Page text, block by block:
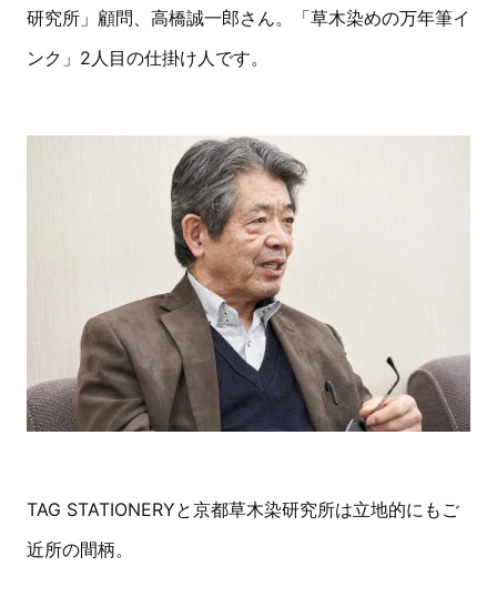
研究所」顧問、高橋誠一郎さん。「草木染めの万年筆イ
ンク」2人目の仕掛け人です。
TAG STATIONERYと京都草木染研究所は立地的にもご
近所の間柄。